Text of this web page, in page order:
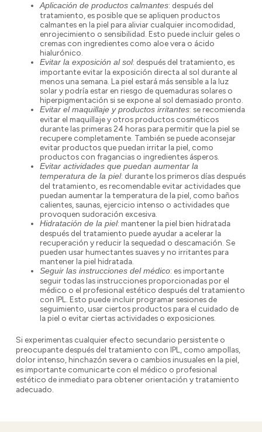
Aplicación de productos calmantes: después del
tratamiento, es posible que se apliquen productos
calmantes en la piel para aliviar cualquier incomodidad,
enrojecimiento o sensibilidad. Esto puede incluir geles o
cremas con ingredientes como aloe vera o ácido
hialurónico.
Evitar la exposición al sol: después del tratamiento, es
importante evitar la exposición directa al sol durante al
menos una semana. La piel estará más sensible a la luz
solar y podría estar en riesgo de quemaduras solares o
hiperpigmentación si se expone al sol demasiado pronto.
Evitar el maquillaje y productos irritantes: se recomienda
evitar el maquillaje y otros productos cosméticos
durante las primeras 24 horas para permitir que la piel se
recupere completamente. También se puede aconsejar
evitar productos que puedan irritar la piel, como
productos con fragancias o ingredientes ásperos.
Evitar actividades que puedan aumentar la
temperatura de la piel: durante los primeros días después
del tratamiento, es recomendable evitar actividades que
puedan aumentar la temperatura de la piel, como baños
calientes, saunas, ejercicio intenso o actividades que
provoquen sudoración excesiva.
Hidratación de la piel: mantener la piel bien hidratada
después del tratamiento puede ayudar a acelerar la
recuperación y reducir la sequedad o descamación. Se
pueden usar humectantes suaves y no irritantes para
mantener la piel hidratada.
Seguir las instrucciones del médico: es importante
seguir todas las instrucciones proporcionadas por el
médico o el profesional estético después del tratamiento
con IPL. Esto puede incluir programar sesiones de
seguimiento, usar ciertos productos para el cuidado de
la piel o evitar ciertas actividades o exposiciones.
Si experimentas cualquier efecto secundario persistente o
preocupante después del tratamiento con IPL, como ampollas,
dolor intenso, hinchazón severa o cambios inusuales en la piel,
es importante comunicarte con el médico o profesional
estético de inmediato para obtener orientación y tratamiento
adecuado.